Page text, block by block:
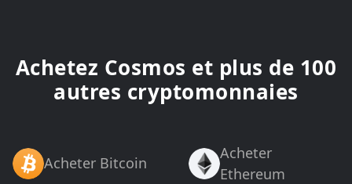
Achetez Cosmos et plus de 100
autres cryptomonnaies
Acheter Bitcoin
Acheter
Ethereum